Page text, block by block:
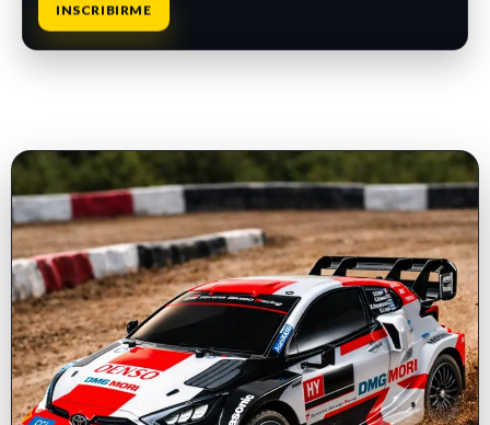
INSCRIBIRME